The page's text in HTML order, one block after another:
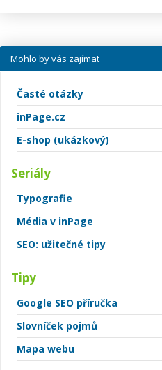
Mohlo by vás zajímat
Časté otázky
inPage.cz
E-shop (ukázkový)
Seriály
Typografie
Média v inPage
SEO: užitečné tipy
Tipy
Google SEO příručka
Slovníček pojmů
Mapa webu